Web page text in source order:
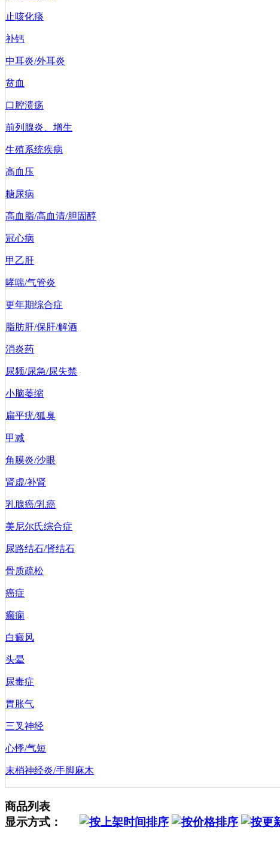
止咳化痰
补钙
中耳炎/外耳炎
贫血
口腔溃疡
前列腺炎、增生
生殖系统疾病
高血压
糖尿病
高血脂/高血清/胆固醇
冠心病
甲乙肝
哮喘/气管炎
更年期综合症
脂肪肝/保肝/解酒
消炎药
尿频/尿急/尿失禁
小脑萎缩
扁平疣/狐臭
甲减
角膜炎/沙眼
肾虚/补肾
乳腺癌/乳癌
美尼尔氏综合症
尿路结石/肾结石
骨质疏松
癌症
癫痫
白癜风
头晕
尿毒症
胃胀气
三叉神经
心悸/气短
末梢神经炎/手脚麻木
商品列表
显示方式：